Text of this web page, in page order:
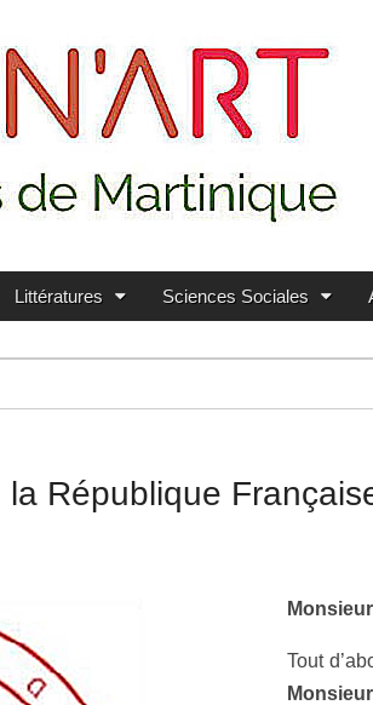
Littératures Sciences Sociales
République
Tout